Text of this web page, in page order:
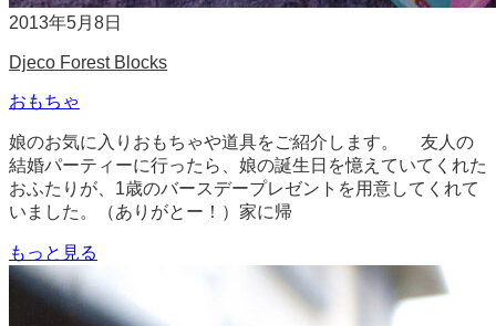
2013年5月8日
Djeco Forest Blocks
おもちゃ
娘のお気に入りおもちゃや道具をご紹介します。 友人の
結婚パーティーに行ったら、娘の誕生日を憶えていてくれた
おふたりが、1歳のバースデープレゼントを用意してくれて
いました。（ありがとー！）家に帰
もっと見る